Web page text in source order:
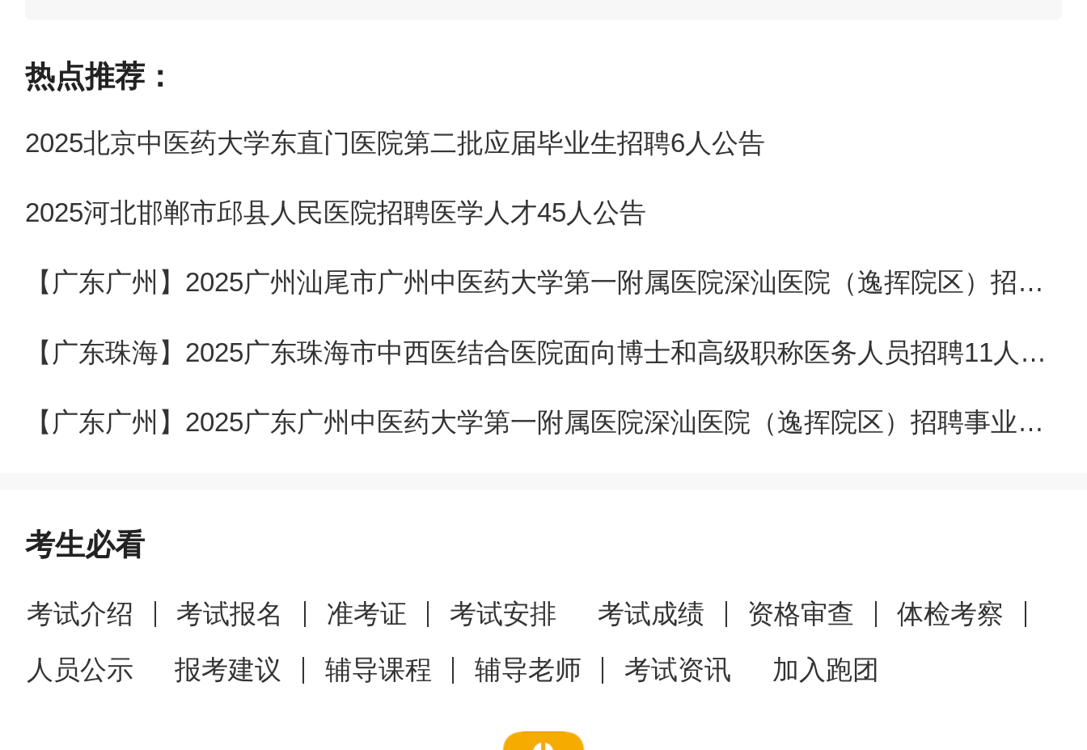
关专业技术岗位人员。
一招聘岗位和要求（见下表）
注：关于年龄要求的说明：岗位条件的年龄要求，统一计算为，25周岁及以下（1998年1月
23日之后出生），35周岁及以下（1988年1月23日之后出生），45周岁及以下（1978年1
月23日之后出生）以此类推。
二 招聘程序和方法步骤
医院发布公告之日起至2024年1月31日
业证、各层次专业技术资格证书等其它方面材料原件及复印件、近期2寸免冠证件照2
张），并填写《抚州市中医医院应聘登记表》，到赣东大道院区图书馆8楼组织人事科现场
热点推荐：
2025北京中医药大学东直门医院第二批应届毕业生招聘6人公告
2025河北邯郸市邱县人民医院招聘医学人才45人公告
【广东广州】2025广州汕尾市广州中医药大学第一附属医院深汕医院（逸挥院区）招聘事业单位11人公告
【广东珠海】2025广东珠海市中西医结合医院面向博士和高级职称医务人员招聘11人公告
【广东广州】2025广东广州中医药大学第一附属医院深汕医院（逸挥院区）招聘事业单位工作人员11人公告
考生必看
考试介绍 考试报名 准考证 考试安排 考试成绩 资格审查
体检考察
人员公示
报考建议 辅导课程 辅导老师 考试资讯 加入跑团